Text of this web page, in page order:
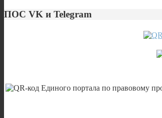
ПОС VK и Telegram